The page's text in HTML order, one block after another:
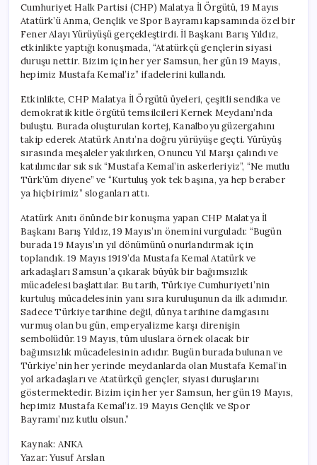
Alayı
Yürüyüşü
Düzenledi:
“Her
Yer
Samsun,
19
Mayıs”
için
Cumhuriyet Halk Partisi (CHP) Malatya İl Örgütü, 19 Mayıs
Atatürk’ü Anma, Gençlik ve Spor Bayramı kapsamında özel bir
Fener Alayı Yürüyüşü gerçekleştirdi. İl Başkanı Barış Yıldız,
etkinlikte yaptığı konuşmada, “Atatürkçü gençlerin siyasi
duruşu nettir. Bizim için her yer Samsun, her gün 19 Mayıs,
hepimiz Mustafa Kemal’iz” ifadelerini kullandı.
Etkinlikte, CHP Malatya İl Örgütü üyeleri, çeşitli sendika ve
demokratik kitle örgütü temsilcileri Kernek Meydanı’nda
buluştu. Burada oluşturulan kortej, Kanalboyu güzergahını
takip ederek Atatürk Anıtı’na doğru yürüyüşe geçti. Yürüyüş
sırasında meşaleler yakılırken, Onuncu Yıl Marşı çalındı ve
katılımcılar sık sık “Mustafa Kemal’in askerleriyiz”, “Ne mutlu
Türk’üm diyene” ve “Kurtuluş yok tek başına, ya hep beraber
ya hiçbirimiz” sloganları attı.
Atatürk Anıtı önünde bir konuşma yapan CHP Malatya İl
Başkanı Barış Yıldız, 19 Mayıs’ın önemini vurguladı: “Bugün
burada 19 Mayıs’ın yıl dönümünü onurlandırmak için
toplandık. 19 Mayıs 1919’da Mustafa Kemal Atatürk ve
arkadaşları Samsun’a çıkarak büyük bir bağımsızlık
mücadelesi başlattılar. Bu tarih, Türkiye Cumhuriyeti’nin
kurtuluş mücadelesinin yanı sıra kuruluşunun da ilk adımıdır.
Sadece Türkiye tarihine değil, dünya tarihine damgasını
vurmuş olan bu gün, emperyalizme karşı direnişin
sembolüdür. 19 Mayıs, tüm uluslara örnek olacak bir
bağımsızlık mücadelesinin adıdır. Bugün burada bulunan ve
Türkiye’nin her yerinde meydanlarda olan Mustafa Kemal’in
yol arkadaşları ve Atatürkçü gençler, siyasi duruşlarını
göstermektedir. Bizim için her yer Samsun, her gün 19 Mayıs,
hepimiz Mustafa Kemal’iz. 19 Mayıs Gençlik ve Spor
Bayramı’nız kutlu olsun.”
Kaynak: ANKA
Yazar: Yusuf Arslan